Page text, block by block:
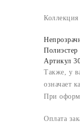
Полиэстер
Артикул
Также, у
означает
При
Оплата